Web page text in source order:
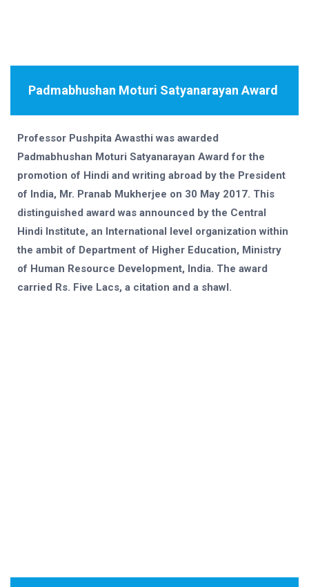
Padmabhushan Moturi Satyanarayan Award
Professor Pushpita Awasthi was awarded
Padmabhushan Moturi Satyanarayan Award for the
promotion of Hindi and writing abroad by the President
of India, Mr. Pranab Mukherjee on 30 May 2017. This
distinguished award was announced by the Central
Hindi Institute, an International level organization within
the ambit of Department of Higher Education, Ministry
of Human Resource Development, India. The award
carried Rs. Five Lacs, a citation and a shawl.